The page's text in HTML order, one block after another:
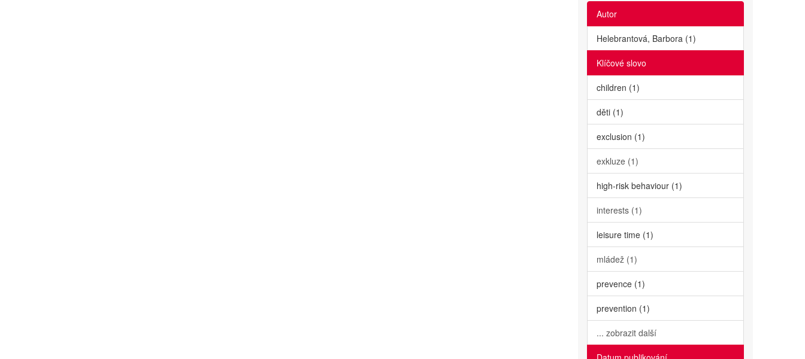
Autor
Helebrantová, Barbora (1)
Klíčové slovo
children (1)
děti (1)
exclusion (1)
exkluze (1)
high-risk behaviour (1)
interests (1)
leisure time (1)
mládež (1)
prevence (1)
prevention (1)
... zobrazit další